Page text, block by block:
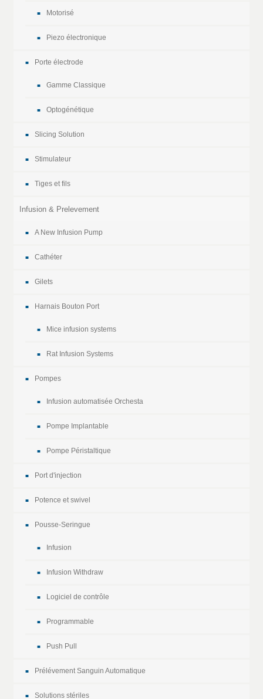
Motorisé
Piezo électronique
Porte électrode
Gamme Classique
Optogénétique
Slicing Solution
Stimulateur
Tiges et fils
Infusion & Prelevement
A New Infusion Pump
Cathéter
Gilets
Harnais Bouton Port
Mice infusion systems
Rat Infusion Systems
Pompes
Infusion automatisée Orchesta
Pompe Implantable
Pompe Péristaltique
Port d'injection
Potence et swivel
Pousse-Seringue
Infusion
Infusion Withdraw
Logiciel de contrôle
Programmable
Push Pull
Prélévement Sanguin Automatique
Solutions stériles